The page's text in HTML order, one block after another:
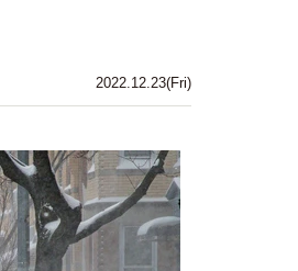
2022.12.23(Fri)